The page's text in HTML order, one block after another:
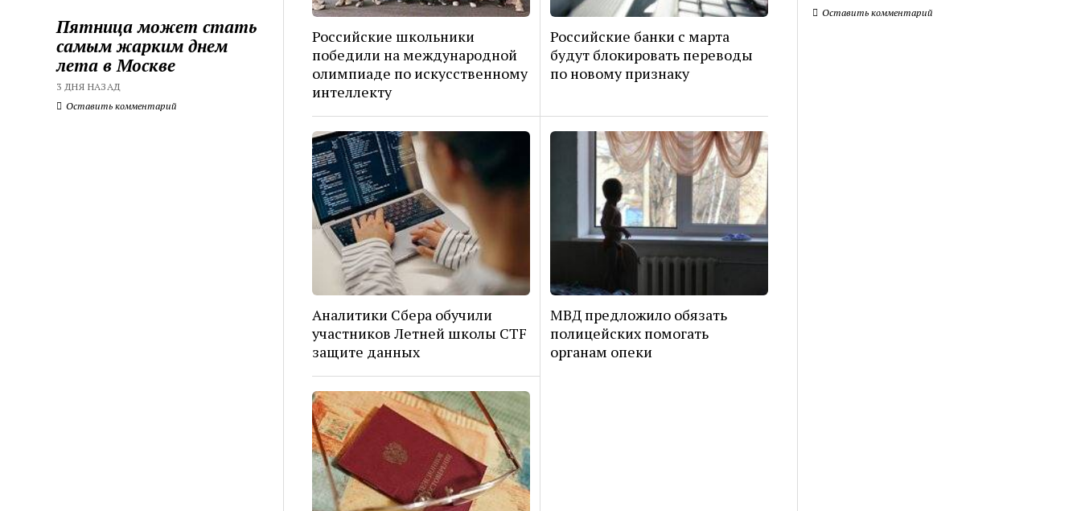
Пятница может стать
самым жарким днем
лета в Москве
3 ДНЯ НАЗАД
Оставить комментарий
Российские школьники
победили на международной
олимпиаде по искусственному
интеллекту
Российские банки с марта
будут блокировать переводы
по новому признаку
Аналитики Сбера обучили
участников Летней школы CTF
защите данных
МВД предложило обязать
полицейских помогать
органам опеки
Оставить комментарий